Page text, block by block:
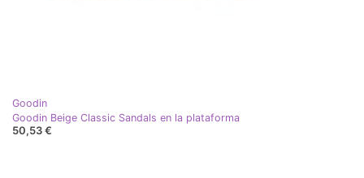
Goodin
Goodin Beige Classic Sandals en la plataforma
50,53 €